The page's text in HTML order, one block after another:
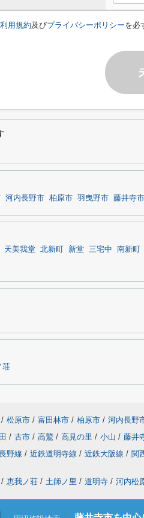
利用規約及びプライバシーポリシーを必
河内長野市 柏原市 羽曳野市 藤井寺市
天美我堂 北新町 新堂 三宅中 南新町
荘
/ 松原市 / 富田林市 / 柏原市 / 河内長野
/ 古市 / 高鷲 / 高見の里 / 小山 / 藤井
野線 / 近鉄道明寺線 / 近鉄大阪線 / 関
/ 恵我ノ荘 / 土師ノ里 / 道明寺 / 河内松